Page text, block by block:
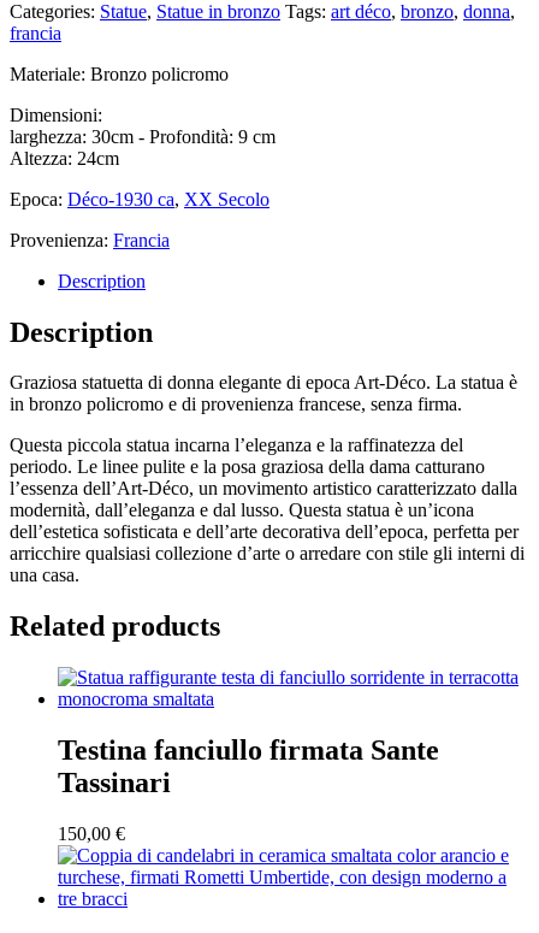
Categories: Statue, Statue in bronzo Tags: art déco, bronzo, donna,
francia
Materiale: Bronzo policromo
Dimensioni:
larghezza: 30cm - Profondità: 9 cm
Altezza: 24cm
Epoca: Déco-1930 ca, XX Secolo
Provenienza: Francia
Description
Description
Graziosa statuetta di donna elegante di epoca Art-Déco. La statua è
in bronzo policromo e di provenienza francese, senza firma.
Questa piccola statua incarna l’eleganza e la raffinatezza del
periodo. Le linee pulite e la posa graziosa della dama catturano
l’essenza dell’Art-Déco, un movimento artistico caratterizzato dalla
modernità, dall’eleganza e dal lusso. Questa statua è un’icona
dell’estetica sofisticata e dell’arte decorativa dell’epoca, perfetta per
arricchire qualsiasi collezione d’arte o arredare con stile gli interni di
una casa.
Related products
Testina fanciullo firmata Sante
Tassinari
150,00 €